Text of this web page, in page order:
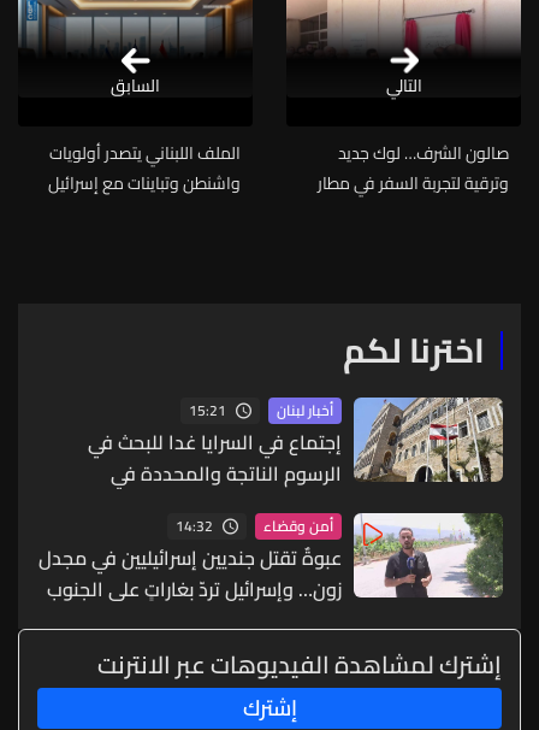
التالي
صالون الشرف… لوك جديد
وترقية لتجربة السفر في مطار
الملف اللبناني يتصدر أولويات
واشنطن وتباينات مع إسرائيل
السابق
اخترنا لكم
أخبار لبنان 15:21
إجتماع في السرايا غدا للبحث في
الرسوم الناتجة والمحددة في
المرسوم 3214
أمن وقضاء 14:32
عبوةٌ تقتل جنديين إسرائيليين في مجدل
زون… وإسرائيل تردّ بغاراتٍ على الجنوب
إشترك لمشاهدة الفيديوهات عبر الانترنت
إشترك